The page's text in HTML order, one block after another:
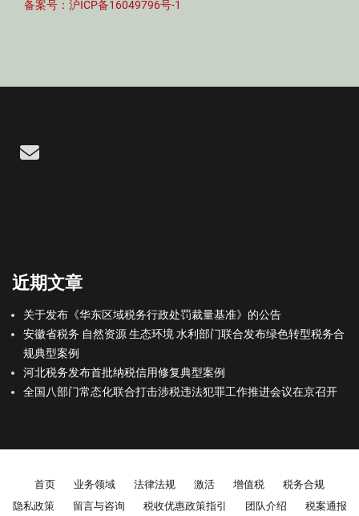
备案号：沪ICP备16049796号-1
Email
近期文章
关于发布《华东区域税务行政处罚裁量基准》的公告
安徽省税务 自然资源 生态环境 水利部门联合发布绿色转型税务合
规典型案例
河北税务发布首批纳税信用修复典型案例
全国八部门常态化联合打击涉税违法犯罪工作推进会议在京召开
Footer menu
首页 业务领域 法律法规 激活 增值税
税务合规
隐私政策
留言与咨询 税收优惠政策指引 团队介绍 税案通报